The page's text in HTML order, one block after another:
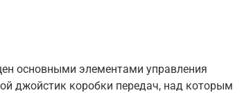
основными элементами управления
джойстик коробки передач, над которым